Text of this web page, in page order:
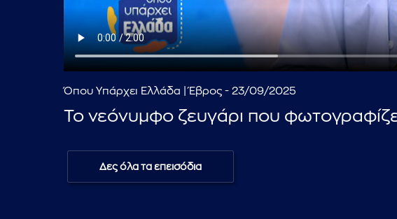
Όπου Υπάρχει Ελλάδα | Έβρος - 23/09/2025
Το νεόνυμφο ζευγάρι που
Δες όλα τα επεισόδια